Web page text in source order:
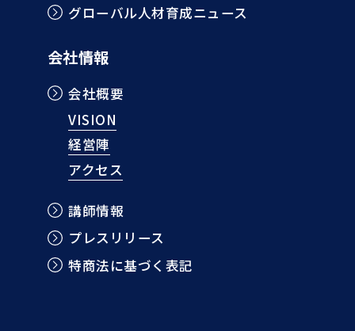
グローバル人材育成ニュース
会社情報
会社概要
VISION
経営陣
アクセス
講師情報
プレスリリース
特商法に基づく表記